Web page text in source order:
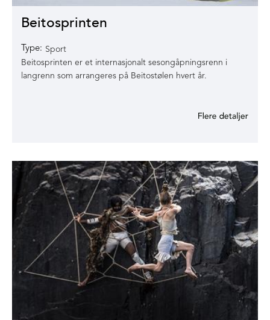
Beitosprinten
Type: Sport
Beitosprinten er et internasjonalt sesongåpningsrenn i
langrenn som arrangeres på Beitostølen hvert år.